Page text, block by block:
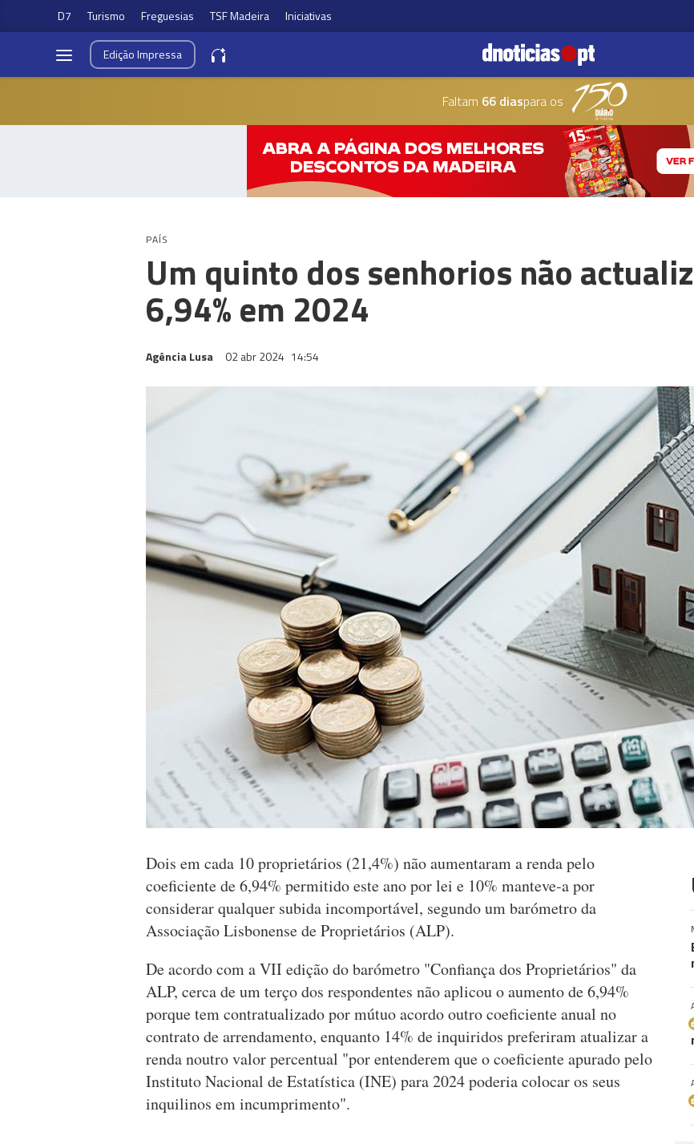
D7 Turismo Freguesias TSF Madeira Iniciativas
EdiçãoImpressa
Faltam 66 diaspara os
PAÍS
Um quinto dos senhorios não
6,94% em 2024
Agência Lusa 02 abr 2024 14:54
Dois em cada 10 proprietários (21,4%) não aumentaram a renda pelo
coeficiente de 6,94% permitido este ano por lei e 10% manteve-a por
considerar qualquer subida incomportável, segundo um barómetro da
Associação Lisbonense de Proprietários (ALP).
De acordo com a VII edição do barómetro "Confiança dos Proprietários" da
ALP, cerca de um terço dos respondentes não aplicou o aumento de 6,94%
porque tem contratualizado por mútuo acordo outro coeficiente anual no
contrato de arrendamento, enquanto 14% de inquiridos preferiram atualizar a
renda noutro valor percentual "por entenderem que o coeficiente apurado pelo
Instituto Nacional de Estatística (INE) para 2024 poderia colocar os seus
inquilinos em incumprimento".